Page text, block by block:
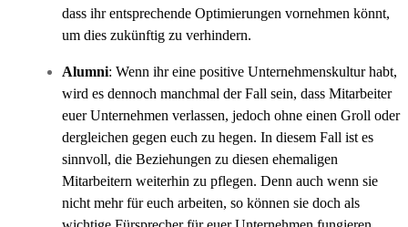
dass ihr entsprechende Optimierungen vornehmen könnt,
um dies zukünftig zu verhindern.
Alumni: Wenn ihr eine positive Unternehmenskultur habt,
wird es dennoch manchmal der Fall sein, dass Mitarbeiter
euer Unternehmen verlassen, jedoch ohne einen Groll oder
dergleichen gegen euch zu hegen. In diesem Fall ist es
sinnvoll, die Beziehungen zu diesen ehemaligen
Mitarbeitern weiterhin zu pflegen. Denn auch wenn sie
nicht mehr für euch arbeiten, so können sie doch als